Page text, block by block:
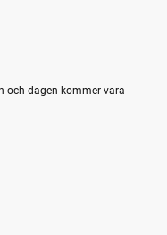
och dagen kommer vara